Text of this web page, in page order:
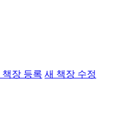
책장 등록 새 책장 수정